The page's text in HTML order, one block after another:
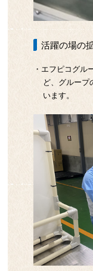
活躍の場の
・エフピコグル
ど、グループ
います。